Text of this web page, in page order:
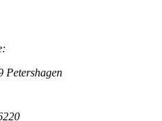
Petershagen